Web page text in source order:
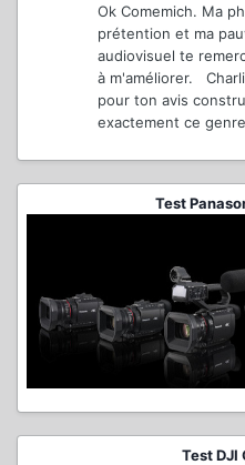
Ok Comemich. Ma
prétention et ma
audiovisuel te
à m'améliorer.
pour ton avis
exactement ce
Test
Test DJI